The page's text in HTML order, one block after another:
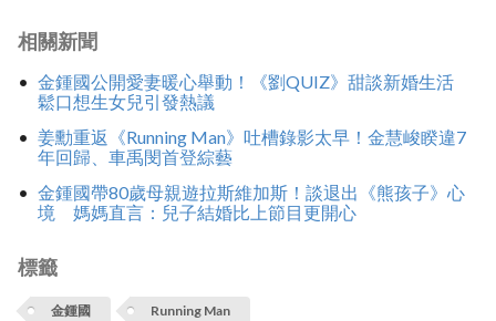
相關新聞
金鍾國公開愛妻暖心舉動！《劉QUIZ》甜談新婚生活
鬆口想生女兒引發熱議
姜勳重返《Running Man》吐槽錄影太早！金慧峻睽違7
年回歸、車禹閔首登綜藝
金鍾國帶80歲母親遊拉斯維加斯！談退出《熊孩子》心
境 媽媽直言：兒子結婚比上節目更開心
標籤
金鍾國 Running Man